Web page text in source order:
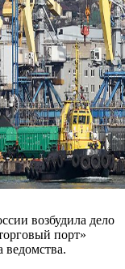
возбудила дело
порт»